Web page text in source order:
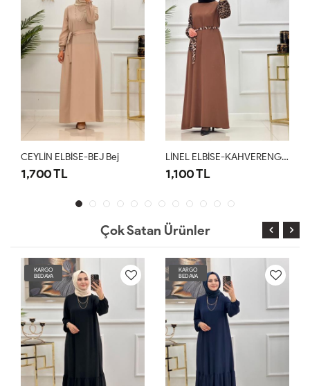
ELBİSE-BEJ Bej
TL
LİNEL ELBİSE-KAHVERENGİ Kahverengi
1,100 TL
LİNEL
Çok Satan Ürünler
KARGO
BEDAVA
KARGO
BEDAVA